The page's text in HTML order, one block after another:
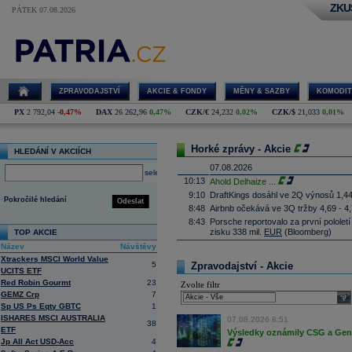
PÁTEK 07.08.2026
ZPRAVODAJSTVÍ AKCIE & FONDY MĚNY & SAZBY
PX 2 792,04 -0,47% DAX 26 262,96 0,47% CZK/€ 24,232 0,02% CZK/$ 21,033 0,01%
HLEDÁNÍ V AKCIÍCH
select
Odeslat
Pokročilé hledání
TOP AKCIE
Název
Návštěvy
Xtrackers MSCI World Value
UCITS ETF
5
Red Robin Gourmt
23
GEMZ Crp
7
Sp US Ps Eqty GBTC
1
ISHARES MSCI AUSTRALIA
ETF
38
Jp All Act USD-Acc
4
Horké zprávy - Akcie
07.08.2026
10:13 Ahold Delhaize
9:10 DraftKings dosáhl ve 2Q výnosů
8:48 Airbnb očekává ve 3Q tržby 4,69 -
8:43 Porsche reportovalo za první
zisku 338 mil. EUR (Bloomberg)
8:35 Německá pojišťovací společnost
8:25 Největší polská petrochemická
čistý zisk na 15,87 miliardy zlotých
8:17 Soud v americkém státě Nové
zaplatit 567 milionů dolarů
lidem. Dále firmě nařídil, aby
státě (ČTK)
Zpravodajství - Akcie
Zvolte filtr
07.08.2026 8:51
Výsledky oznámily CSG a